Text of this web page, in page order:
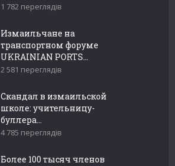
1 782 переглядів
Измаильчане на
транспортном форуме
UKRAINIAN PORTS...
2 581 переглядів
Скандал в измаильской
школе: учительницу-
буллера...
4 785 переглядів
Более 100 тысяч членов